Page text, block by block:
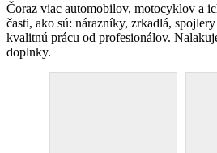
Čoraz viac automobilov, motocyklov a
časti, ako sú: nárazníky, zrkadlá,
kvalitnú prácu od profesionálov.
doplnky.